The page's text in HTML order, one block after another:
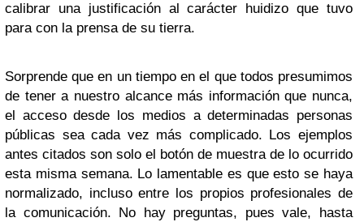
calibrar una justificación al carácter huidizo que tuvo
para con la prensa de su tierra.
Sorprende que en un tiempo en el que todos presumimos
de tener a nuestro alcance más información que nunca,
el acceso desde los medios a determinadas personas
públicas sea cada vez más complicado. Los ejemplos
antes citados son solo el botón de muestra de lo ocurrido
esta misma semana. Lo lamentable es que esto se haya
normalizado, incluso entre los propios profesionales de
la comunicación. No hay preguntas, pues vale, hasta